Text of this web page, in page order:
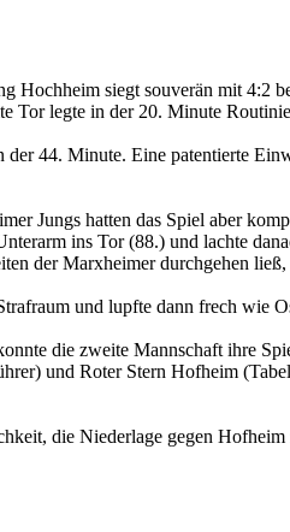
Hochheim siegt souverän mit 4:2
Tor legte in der 20. Minute
44. Minute. Eine patentierte
Jungs hatten das Spiel aber
ins Tor (88.) und lachte
der Marxheimer durchgehen
und lupfte dann frech wie
die zweite Mannschaft ihre
und Roter Stern Hofheim
die Niederlage gegen